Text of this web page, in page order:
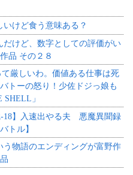
けど食う意味ある？
けど、数字としての評価がい
品 その２８
厳しいわ。価値ある仕事は死
トーの怒り！少佐ドジっ娘も
」
18】入速出やる夫 悪魔異聞録
トル】
う物語のエンディングが富野作